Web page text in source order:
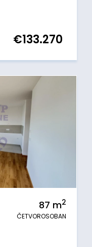
€133.270
87 m2
ČETVOROSOBAN